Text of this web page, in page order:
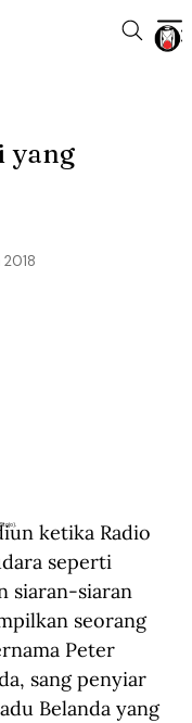
yang
2018
ketika Radio
seperti
siaran-siaran
seorang
Peter
sang penyiar
Belanda yang